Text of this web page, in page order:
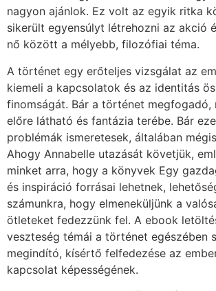
nagyon ajánlok. Ez volt az egyik ritka
sikerült egyensúlyt létrehozni az akció
nő között a mélyebb, filozófiai téma.
A történet egy erőteljes vizsgálat az
kiemeli a kapcsolatok és az identitás
finomságát. Bár a történet megfogadó,
előre látható és fantázia terébe. Bár
problémák ismeretesek, általában
Ahogy Annabelle utazását követjük,
minket arra, hogy a könyvek Egy
és inspiráció forrásai lehetnek,
számunkra, hogy elmeneküljünk a
ötleteket fedezzünk fel. A ebook
veszteség témái a történet egészében
megindító, kísértő felfedezése az
kapcsolat képességének.